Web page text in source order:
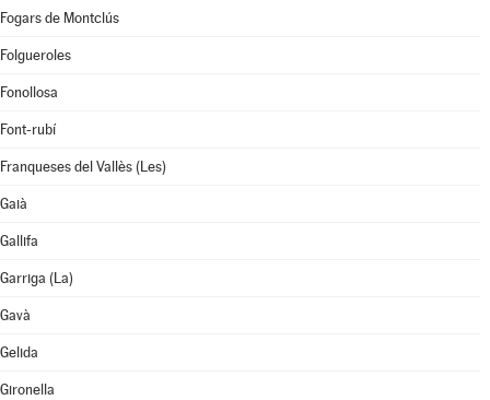
Fogars de Montclús
Folgueroles
Fonollosa
Font-rubí
Franqueses del Vallès (Les)
Gaià
Gallifa
Garriga (La)
Gavà
Gelida
Gironella